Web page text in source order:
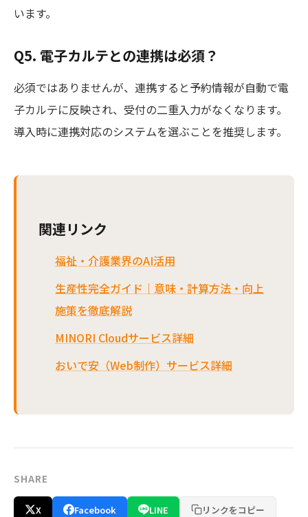
います。
Q5. 電子カルテとの連携は必須？
必須ではありませんが、連携すると予約情報が自動で電
子カルテに反映され、受付の二重入力がなくなります。
導入時に連携対応のシステムを選ぶことを推奨します。
関連リンク
福祉・介護業界のAI活用
生産性完全ガイド｜意味・計算方法・向上
施策を徹底解説
MINORI Cloudサービス詳細
おいで安（Web制作）サービス詳細
SHARE
X Facebook LINE リンクをコピー